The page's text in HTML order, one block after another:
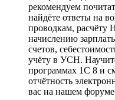
рекомендуем
найдёте ответы на
проводкам, расчёту
начислению
счетов,
учёту в УСН.
программах 1С 8 и
отчётность
вас на нашем